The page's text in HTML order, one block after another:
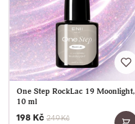
One Step RockLac 19 Moonlight,
10 ml
198 Kč 249 Kč